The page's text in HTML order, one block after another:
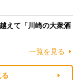
えて「川崎の大衆酒
一覧を見る